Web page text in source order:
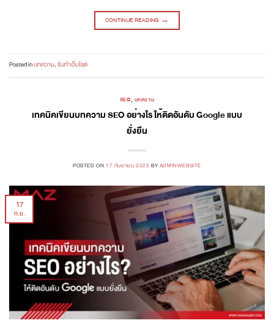
CONTINUE READING →
Posted inบทความ,รับทำเว็บไซต์
SEO, บทความ
เทคนิคเขียนบทความ SEO อย่างไร ให้ติดอันดับ Google แบบ
ยั่งยืน
POSTED ON17 กันยายน 2025 BY ADMINWEBSITE
17
ก.ย.